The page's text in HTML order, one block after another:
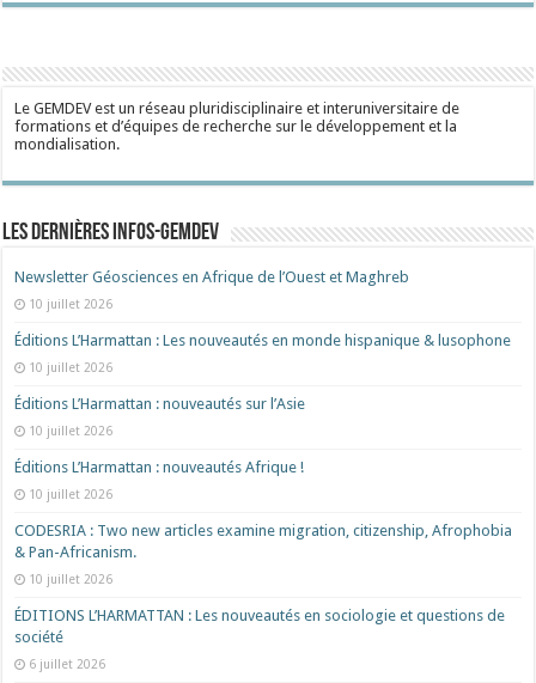
Le GEMDEV est un réseau pluridisciplinaire et interuniversitaire de
formations et d’équipes de recherche sur le développement et la
mondialisation.
Les dernières Infos-Gemdev
Newsletter Géosciences en Afrique de l’Ouest et Maghreb
10 juillet 2026
Éditions L’Harmattan : Les nouveautés en monde hispanique & lusophone
10 juillet 2026
Éditions L’Harmattan : nouveautés sur l’Asie
10 juillet 2026
Éditions L’Harmattan : nouveautés Afrique !​
10 juillet 2026
CODESRIA : Two new articles examine migration, citizenship, Afrophobia
& Pan-Africanism.
10 juillet 2026
ÉDITIONS L’HARMATTAN : Les nouveautés en sociologie et questions de
société
6 juillet 2026